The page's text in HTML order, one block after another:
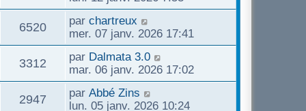
a
g
e
e
s
s
a
g
e
s
e
r
m
e
s
s
a
g
e
r
n
i
e
r
m
s
6520V
e
D
e
r
n
i
e
r
par chartreux
mer. 07 janv. 2026 17:41
3312
D
e
r
n
i
par Dalmata 3.0
mar. 06 janv. 2026 17:02
2947
D
e
par Abbé Zins
lun. 05 janv. 2026 10:24